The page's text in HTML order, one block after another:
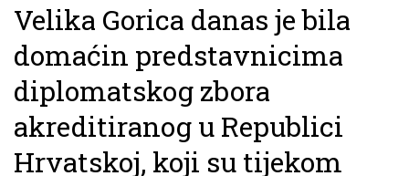
Velika Gorica danas je bila
domaćin predstavnicima
diplomatskog zbora
akreditiranog u Republici
Hrvatskoj, koji su tijekom